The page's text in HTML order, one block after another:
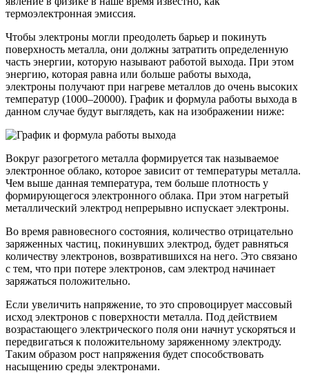
термоэлектронная эмиссия.
Чтобы электроны могли преодолеть барьер и покинуть
поверхность металла, они должны затратить определенную
часть энергии, которую называют работой выхода. При этом
энергию, которая равна или больше работы выхода,
электроны получают при нагреве металлов до очень высоких
температур (1000–20000). График и формула работы выхода в
данном случае будут выглядеть, как на изображении ниже:
Вокруг разогретого металла формируется так называемое
электронное облако, которое зависит от температуры металла.
Чем выше данная температура, тем больше плотность у
формирующегося электронного облака. При этом нагретый
металлический электрод непрерывно испускает электроны.
Во время равновесного состояния, количество отрицательно
заряженных частиц, покинувших электрод, будет равняться
количеству электронов, возвратившихся на него. Это связано
с тем, что при потере электронов, сам электрод начинает
заряжаться положительно.
Если увеличить напряжение, то это спровоцирует массовый
исход электронов с поверхности металла. Под действием
возрастающего электрического поля они начнут ускоряться и
передвигаться к положительному заряженному электроду.
Таким образом рост напряжения будет способствовать
насыщению среды электронами.